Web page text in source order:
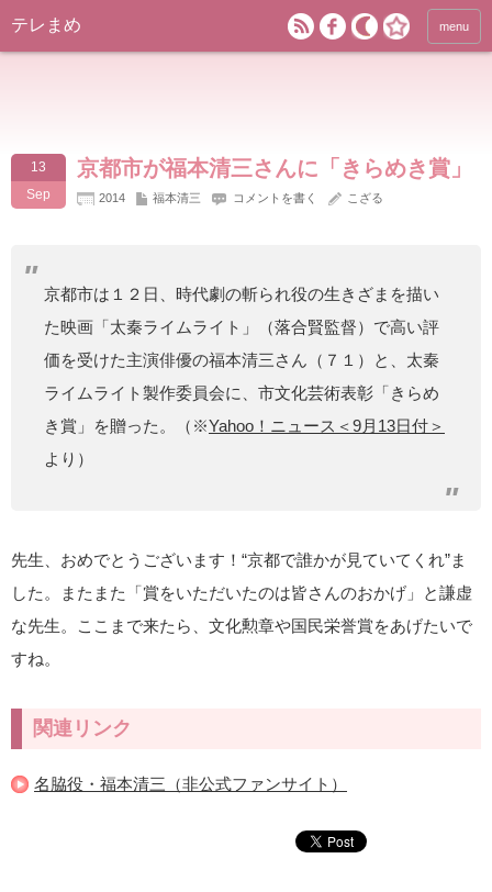
テレまめ menu
13
Sep
京都市が福本清三さんに「きらめき賞」
2014 福本清三 コメントを書く こざる
京都市は１２日、時代劇の斬られ役の生きざまを描い
た映画「太秦ライムライト」（落合賢監督）で高い評
価を受けた主演俳優の福本清三さん（７１）と、太秦
ライムライト製作委員会に、市文化芸術表彰「きらめ
き賞」を贈った。（※Yahoo！ニュース＜9月13日付＞
より）
先生、おめでとうございます！“京都で誰かが見ていてくれ”ま
した。またまた「賞をいただいたのは皆さんのおかげ」と謙虚
な先生。ここまで来たら、文化勲章や国民栄誉賞をあげたいで
すね。
関連リンク
名脇役・福本清三（非公式ファンサイト）